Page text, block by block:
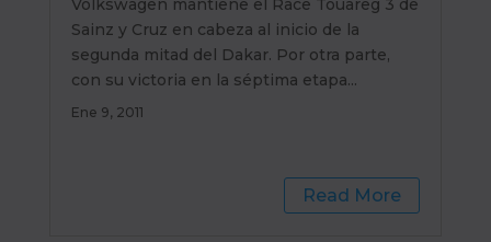
Volkswagen mantiene el Race Touareg 3 de
Sainz y Cruz en cabeza al inicio de la
segunda mitad del Dakar. Por otra parte,
con su victoria en la séptima etapa...
Ene 9, 2011
Read More